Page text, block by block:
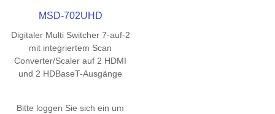
MSD-702UHD
Digitaler Multi Switcher 7-auf-2
mit integriertem Scan
Converter/Scaler auf 2 HDMI
und 2 HDBaseT-Ausgänge
Bitte loggen Sie sich ein um